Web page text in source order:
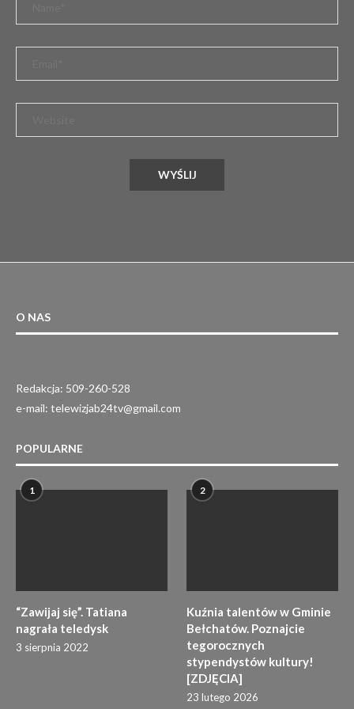
O NAS
Redakcja: 509-260-528
e-mail: telewizjab24tv@gmail.com
POPULARNE
1
“Zawijaj się”. Tatiana
nagrała teledysk
3 sierpnia 2022
2
Kuźnia talentów w Gminie
Bełchatów. Poznajcie
tegorocznych
stypendystów kultury!
[ZDJĘCIA]
23 lutego 2026